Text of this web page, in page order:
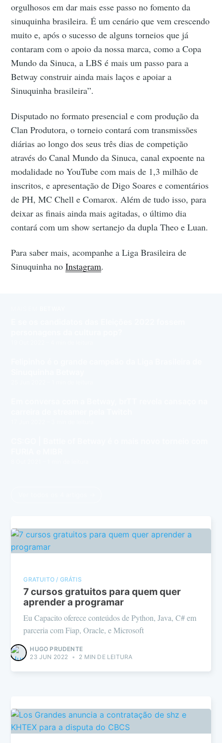
orgulhosos em dar mais esse passo no fomento da
sinuquinha brasileira. É um cenário que vem crescendo
muito e, após o sucesso de alguns torneios que já
contaram com o apoio da nossa marca, como a Copa
Mundo da Sinuca, a LBS é mais um passo para a
Betway construir ainda mais laços e apoiar a
Sinuquinha brasileira”.
Disputado no formato presencial e com produção da
Clan Produtora, o torneio contará com transmissões
diárias ao longo dos seus três dias de competição
através do Canal Mundo da Sinuca, canal expoente na
modalidade no YouTube com mais de 1,3 milhão de
inscritos, e apresentação de Digo Soares e comentários
de PH, MC Chell e Comarox. Além de tudo isso, para
deixar as finais ainda mais agitadas, o último dia
contará com um show sertanejo da dupla Theo e Luan.
Para saber mais, acompanhe a Liga Brasileira de
Sinuquinha noInstagram.
GRATUITO / GRÁTIS
7 cursos gratuitos para quem quer
aprender a programar
Eu Capacito oferece conteúdos de Python, Java, C# em
parceria com Fiap, Oracle, e Microsoft
HUGO PRUDENTE
23 JUN 2022
• 2 MIN DE LEITURA